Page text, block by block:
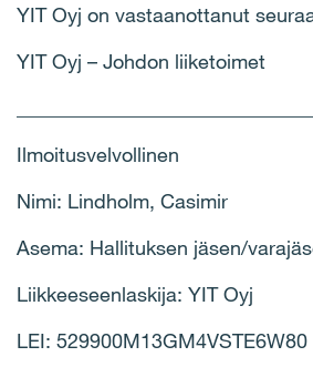
YIT Oyj on vastaanottanut
YIT Oyj – Johdon liiketoimet
Ilmoitusvelvollinen
Nimi: Lindholm, Casimir
Asema: Hallituksen jäsen/
Liikkeeseenlaskija: YIT Oyj
LEI: 529900M13GM4VSTE6W80